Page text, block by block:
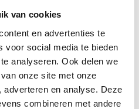
van cookies
en advertenties te
voor social media te bieden
analyseren. Ook delen we
onze site met onze
en analyse. Deze
combineren met andere
2 werkdagen
aan winkelwagen